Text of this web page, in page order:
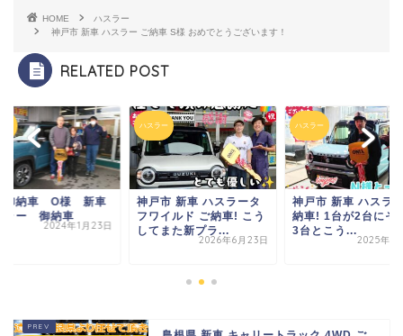
HOME
ハスラー
神戸市 新車 ハスラー ご納車 S様 おめでとうございます！
RELATED POST
御納車 O様 新車
ラー 御納車
2024年1月23日
ハスラー
神戸市 新車 ハスラータ
フワイルド ご納車! こう
してまた新プラ...
2026年6月23日
ハスラー
神戸市 新車 ハスラ
納車! 1台が2台に そ
3台と こう...
2025年1